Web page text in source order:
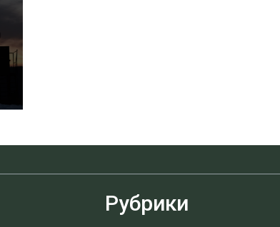
Рубрики